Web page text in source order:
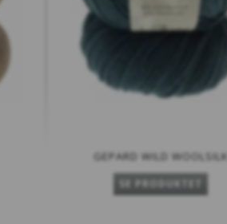
GEPARD WILD WOOLSILK
SE PRODUKTET